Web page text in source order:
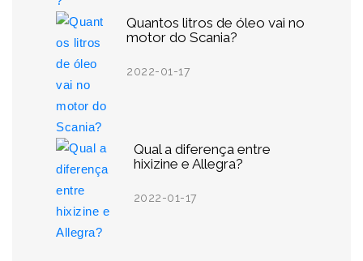
Quantos litros de óleo vai no
motor do Scania?
2022-01-17
Qual a diferença entre
hixizine e Allegra?
2022-01-17